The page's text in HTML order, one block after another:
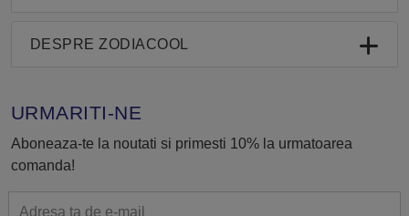
DESPRE ZODIACOOL
URMARITI-NE
Aboneaza-te la noutati si primesti 10% la urmatoarea
comanda!